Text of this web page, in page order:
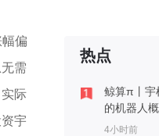
偏
需
际
宇
热点
鲸算π丨宇
的机器人
4小时前